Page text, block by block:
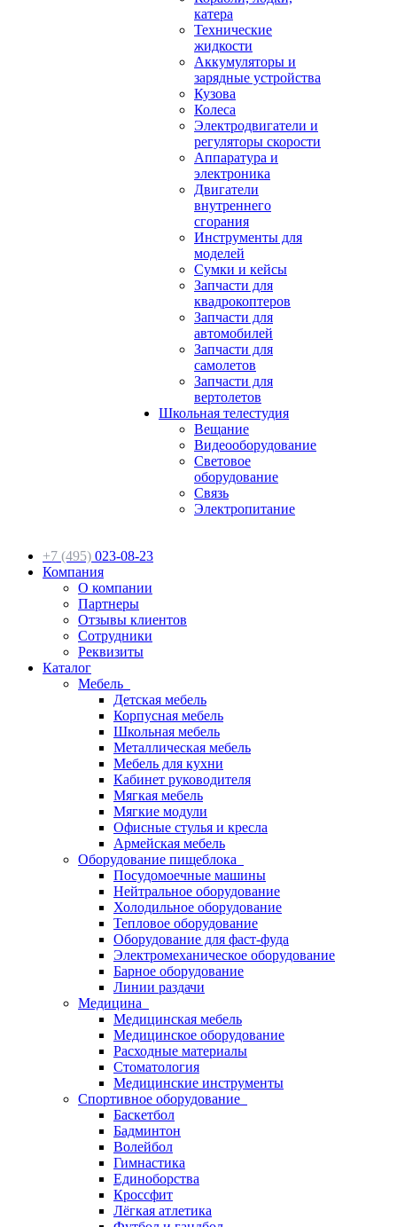
катера
Технические
жидкости
Аккумуляторы и
зарядные устройства
Кузова
Колеса
Электродвигатели и
регуляторы скорости
Аппаратура и
электроника
Двигатели
внутреннего
сгорания
Инструменты для
моделей
Сумки и кейсы
Запчасти для
квадрокоптеров
Запчасти для
автомобилей
Запчасти для
самолетов
Запчасти для
вертолетов
Школьная телестудия
Вещание
Видеооборудование
Световое
оборудование
Связь
Электропитание
+7 (495) 023-08-23
Компания
О компании
Партнеры
Отзывы клиентов
Сотрудники
Реквизиты
Каталог
Мебель
Детская мебель
Корпусная мебель
Школьная мебель
Металлическая мебель
Мебель для кухни
Кабинет руководителя
Мягкая мебель
Мягкие модули
Офисные стулья и кресла
Армейская мебель
Оборудование пищеблока
Посудомоечные машины
Нейтральное оборудование
Холодильное оборудование
Тепловое оборудование
Оборудование для фаст-фуда
Электромеханическое оборудование
Барное оборудование
Линии раздачи
Медицина
Медицинская мебель
Медицинское оборудование
Расходные материалы
Стоматология
Медицинские инструменты
Спортивное оборудование
Баскетбол
Бадминтон
Волейбол
Гимнастика
Единоборства
Кроссфит
Лёгкая атлетика